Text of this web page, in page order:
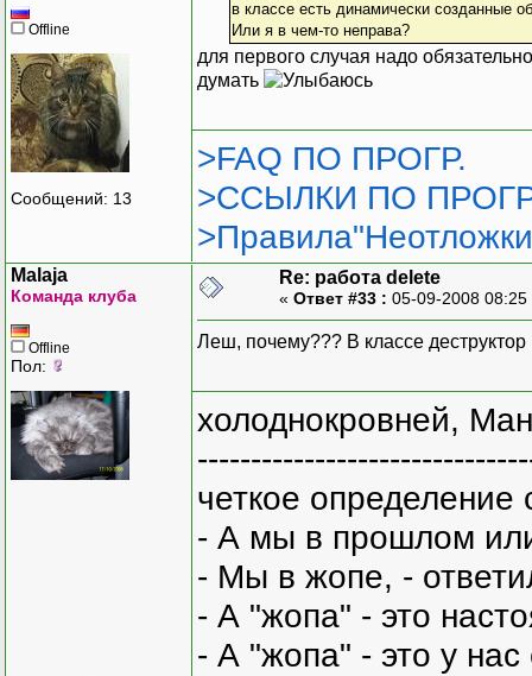
Offline
Сообщений: 13
в классе есть динамически созданные
Или я в чем-то неправа?
для первого случая надо
думать
>FAQ ПО ПРОГР.
>ССЫЛКИ ПО
Malaja
Команда клуба
Offline
Пол:
Re: работа delete
« Ответ #33 : 05-09-2008
Леш, почему??? В классе
холоднокровней,
четкое
- А мы в прошлом
- Мы в жопе, -
- А "жопа" - это
- А "жопа" - это у